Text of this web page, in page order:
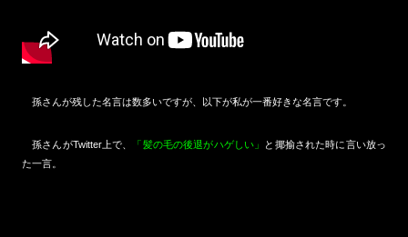
孫さんが残した名言は数多いですが、以下が私が一番好きな名言です。
孫さんがTwitter上で、 「髪の毛の後退がハゲしい」
と揶揄された時に言い放っ
た一言。